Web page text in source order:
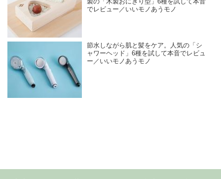
製の「木製おにぎり型」6種を試して本音
でレビュー／いいモノあうモノ
節水しながら肌と髪をケア。人気の「シ
ャワーヘッド」6種を試して本音でレビュ
ー／いいモノあうモノ